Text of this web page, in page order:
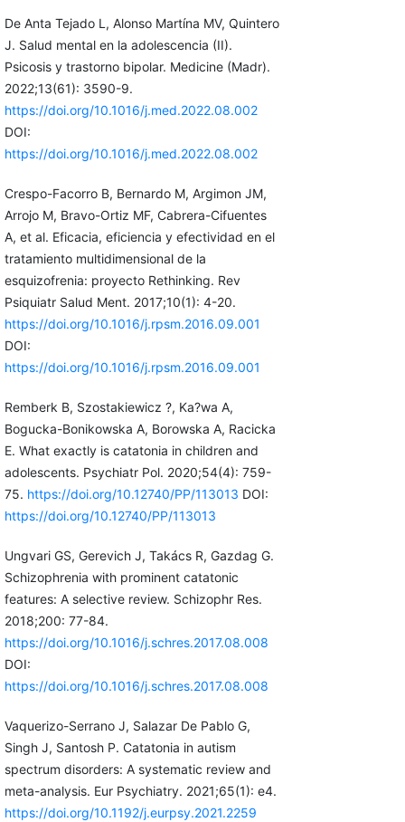
De Anta Tejado L, Alonso Martína MV, Quintero
J. Salud mental en la adolescencia (II).
Psicosis y trastorno bipolar. Medicine (Madr).
2022;13(61): 3590-9.
https://doi.org/10.1016/j.med.2022.08.002
DOI:
https://doi.org/10.1016/j.med.2022.08.002
Crespo-Facorro B, Bernardo M, Argimon JM,
Arrojo M, Bravo-Ortiz MF, Cabrera-Cifuentes
A, et al. Eficacia, eficiencia y efectividad en el
tratamiento multidimensional de la
esquizofrenia: proyecto Rethinking. Rev
Psiquiatr Salud Ment. 2017;10(1): 4-20.
https://doi.org/10.1016/j.rpsm.2016.09.001
DOI:
https://doi.org/10.1016/j.rpsm.2016.09.001
Remberk B, Szostakiewicz ?, Ka?wa A,
Bogucka-Bonikowska A, Borowska A, Racicka
E. What exactly is catatonia in children and
adolescents. Psychiatr Pol. 2020;54(4): 759-
75. https://doi.org/10.12740/PP/113013 DOI:
https://doi.org/10.12740/PP/113013
Ungvari GS, Gerevich J, Takács R, Gazdag G.
Schizophrenia with prominent catatonic
features: A selective review. Schizophr Res.
2018;200: 77-84.
https://doi.org/10.1016/j.schres.2017.08.008
DOI:
https://doi.org/10.1016/j.schres.2017.08.008
Vaquerizo-Serrano J, Salazar De Pablo G,
Singh J, Santosh P. Catatonia in autism
spectrum disorders: A systematic review and
meta-analysis. Eur Psychiatry. 2021;65(1): e4.
https://doi.org/10.1192/j.eurpsy.2021.2259